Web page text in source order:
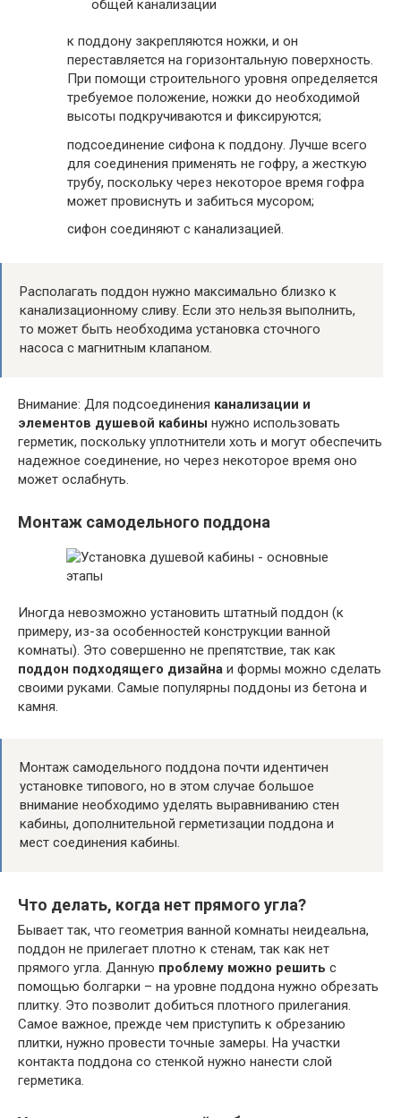
к поддону закрепляются ножки, и он
переставляется на горизонтальную поверхность.
При помощи строительного уровня определяется
требуемое положение, ножки до необходимой
высоты подкручиваются и фиксируются;
подсоединение сифона к поддону. Лучше всего
для соединения применять не гофру, а жесткую
трубу, поскольку через некоторое время гофра
может провиснуть и забиться мусором;
сифон соединяют с канализацией.
Располагать поддон нужно максимально близко к
канализационному сливу. Если это нельзя выполнить,
то может быть необходима установка сточного
насоса с магнитным клапаном.
Внимание: Для подсоединения канализации и
элементов душевой кабины нужно использовать
герметик, поскольку уплотнители хоть и могут обеспечить
надежное соединение, но через некоторое время оно
может ослабнуть.
Монтаж самодельного поддона
Иногда невозможно установить штатный поддон (к
примеру, из-за особенностей конструкции ванной
комнаты). Это совершенно не препятствие, так как
поддон подходящего дизайна и формы можно сделать
своими руками. Самые популярны поддоны из бетона и
камня.
Монтаж самодельного поддона почти идентичен
установке типового, но в этом случае большое
внимание необходимо уделять выравниванию стен
кабины, дополнительной герметизации поддона и
мест соединения кабины.
Что делать, когда нет прямого угла?
Бывает так, что геометрия ванной комнаты неидеальна,
поддон не прилегает плотно к стенам, так как нет
прямого угла. Данную проблему можно решить с
помощью болгарки – на уровне поддона нужно обрезать
плитку. Это позволит добиться плотного прилегания.
Самое важное, прежде чем приступить к обрезанию
плитки, нужно провести точные замеры. На участки
контакта поддона со стенкой нужно нанести слой
герметика.